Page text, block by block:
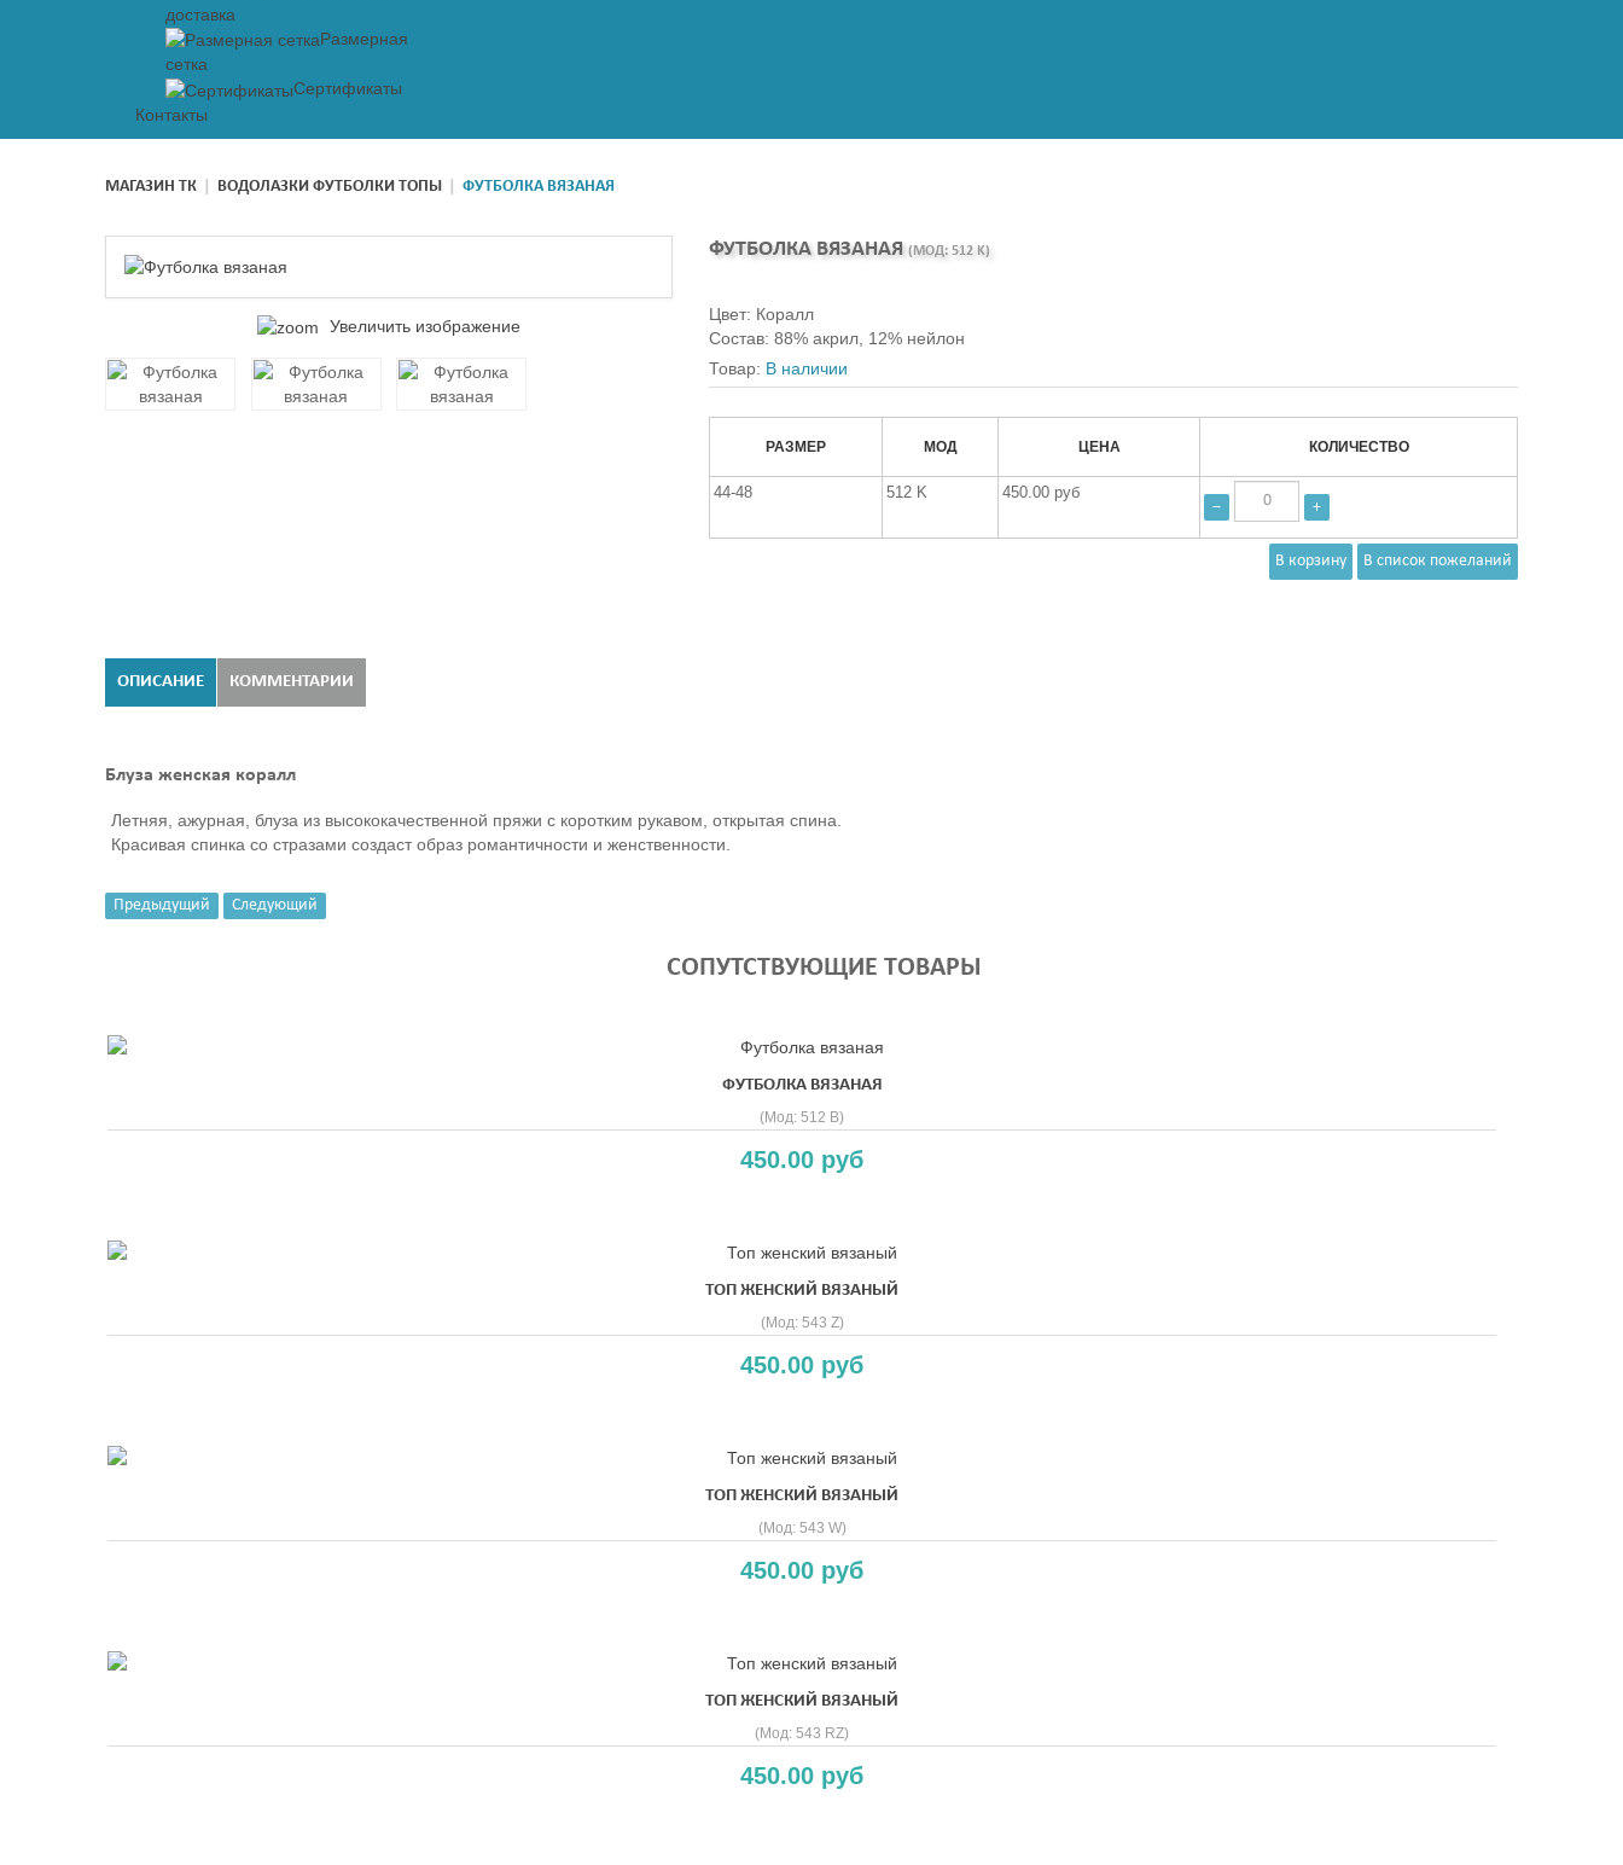
доставка
Размерная
сетка
Сертификаты
Контакты
МАГАЗИН ТК ВОДОЛАЗКИ ФУТБОЛКИ ТОПЫ ФУТБОЛКА ВЯЗАНАЯ
Увеличить изображение
ФУТБОЛКА ВЯЗАНАЯ (МОД: 512 K)
Цвет: Коралл
Состав: 88% акрил, 12% нейлон
Товар: В наличии
РАЗМЕР МОД ЦЕНА КОЛИЧЕСТВО
44-48 512 K
450.00 руб
−
+
ОПИСАНИЕ КОММЕНТАРИИ
Блуза женская коралл
Летняя, ажурная, блуза из высококачественной пряжи с коротким рукавом, открытая спина.
Красивая спинка со стразами создаст образ романтичности и женственности.
Предыдущий Следующий
СОПУТСТВУЮЩИЕ ТОВАРЫ
ФУТБОЛКА ВЯЗАНАЯ
(Мод: 512 B)
450.00 руб
ТОП ЖЕНСКИЙ ВЯЗАНЫЙ
(Мод: 543 Z)
450.00 руб
ТОП ЖЕНСКИЙ ВЯЗАНЫЙ
(Мод: 543 W)
450.00 руб
ТОП ЖЕНСКИЙ ВЯЗАНЫЙ
(Мод: 543 RZ)
450.00 руб